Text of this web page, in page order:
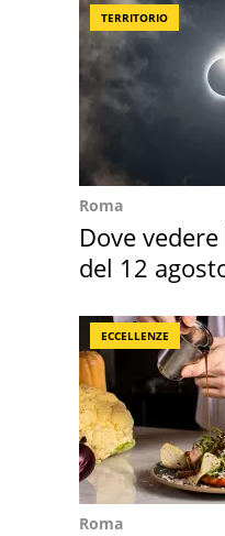
TERRITORIO
Roma
Dove
del 12
ECCELLENZE
Roma